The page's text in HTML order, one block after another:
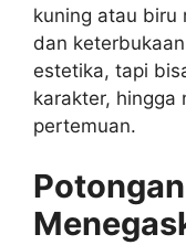
kuning atau biru
dan
estetika, tapi
karakter, hingga
pertemuan.